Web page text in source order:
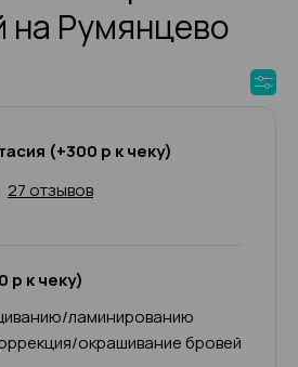
на Румянцево
(+300 р к чеку)
27 отзывов
р к чеку)
ламинированию
окрашивание бровей